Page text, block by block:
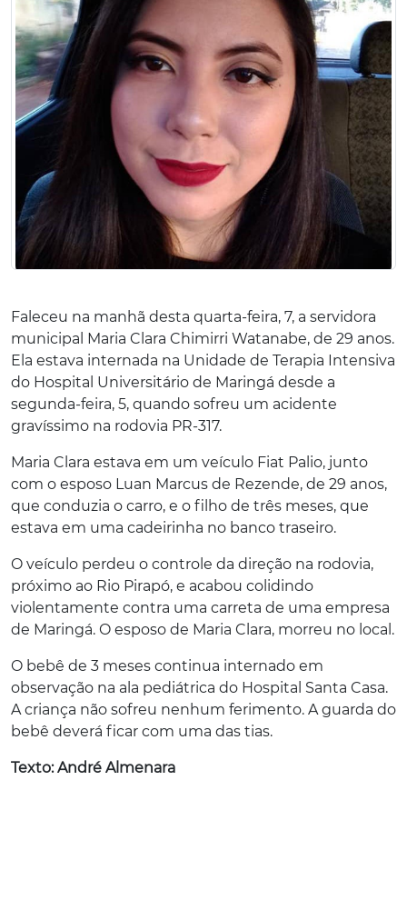
Faleceu na manhã desta quarta-feira, 7, a servidora
municipal Maria Clara Chimirri Watanabe, de 29 anos.
Ela estava internada na Unidade de Terapia Intensiva
do Hospital Universitário de Maringá desde a
segunda-feira, 5, quando sofreu um acidente
gravíssimo na rodovia PR-317.
Maria Clara estava em um veículo Fiat Palio, junto
com o esposo Luan Marcus de Rezende, de 29 anos,
que conduzia o carro, e o filho de três meses, que
estava em uma cadeirinha no banco traseiro.
O veículo perdeu o controle da direção na rodovia,
próximo ao Rio Pirapó, e acabou colidindo
violentamente contra uma carreta de uma empresa
de Maringá. O esposo de Maria Clara, morreu no local.
O bebê de 3 meses continua internado em
observação na ala pediátrica do Hospital Santa Casa.
A criança não sofreu nenhum ferimento. A guarda do
bebê deverá ficar com uma das tias.
Texto: André Almenara